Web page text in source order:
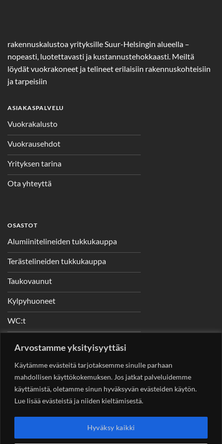
Arvostamme yksityisyyttäsi
Käytämme evästeitä tarjotaksemme sinulle parhaan
mahdollisen käyttökokemuksen. Jos jatkat palveluidemme
käyttämistä, oletamme sinun hyväksyvän evästeiden käytön.
Lue lisää evästeistä ja niiden kieltämisestä.
Hyväksy kaikki
rakennuskalustoa yrityksille Suur-Helsingin alueella –
nopeasti, luotettavasti ja kustannustehokkaasti. Meiltä
löydät vuokrakoneet ja telineet erilaisiin rakennuskohteisiin
ja tarpeisiin
ASIAKASPALVELU
Vuokrakalusto
Vuokrausehdot
Yrityksen tarina
Ota yhteyttä
OSASTOT
Alumiinitelineiden tukkukauppa
Terästelineiden tukkukauppa
Taukovaunut
Kylpyhuoneet
WC:t
YHTEYSTIEDOT
Helsingin Rakennuskonevuokraus OySotungintie 449,
00890 Helsinki 0400 99 53 63
asiakaspalvelu@rakennuskonevuokraus.fi